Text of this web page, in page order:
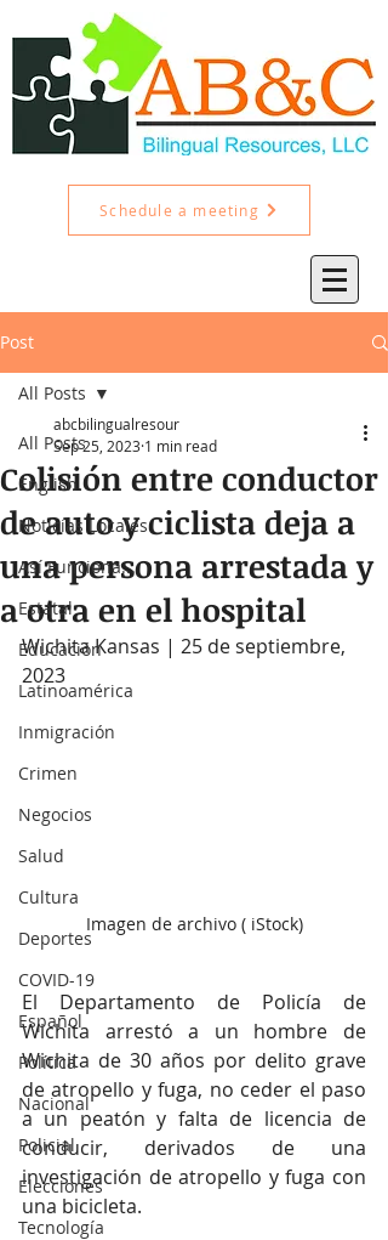
Schedule a meeting
Post
All Posts
English
Noticias Locales
Así Funciona...
Estatal
Educación
Latinoamérica
Inmigración
Crimen
Negocios
Salud
Cultura
Deportes
COVID-19
Español
Política
Nacional
Policial
Elecciones
Tecnología
All Posts
Colisión entre conductor
de auto y ciclista deja a
una persona arrestada y
a otra en el hospital
abcbilingualresour
Sep 25, 2023 1 min read
Wichita Kansas | 25 de septiembre,
2023
Imagen de archivo ( iStock)
El Departamento de Policía de
Wichita arrestó a un hombre de
Wichita de 30 años por delito grave
de atropello y fuga, no ceder el paso
a un peatón y falta de licencia de
conducir, derivados de una
investigación de atropello y fuga con
una bicicleta.